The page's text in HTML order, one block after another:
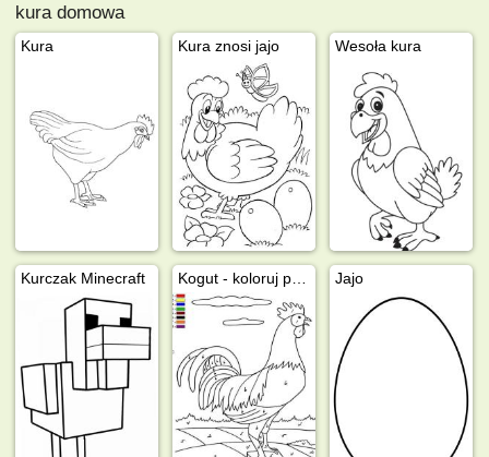
kura domowa
Kura Kura znosi jajo Wesoła kura
Kurczak Minecraft Jajo